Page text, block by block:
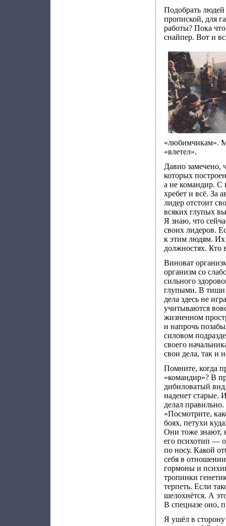
Подобрать
пропиской, для
работы? Пока
снайпер. Вот и
«любимчикам».
«влетел».
Давно замечено,
которых
а не командир. С
хребет и всё. За
лидер отстоит
всяких глупых
Я знаю, что
своих лидеров.
к этим людям. Их
должностях. Кто
Виноват
организм со
сильного
глупыми. В тиши
дела здесь не
учитываются
жизненном
и напрочь
силовом
своего
свои дела, так и
Помните, когда
«командир»? В
дибиловатый
наденет старые.
делал
«Посмотрите,
боях, петухи
Они тоже знают,
его психотип —
по носу. Какой
себя в
гормоны и
тропинки
терпеть. Если
шелохнётся. А
В спецназе оно,
Я ушёл в